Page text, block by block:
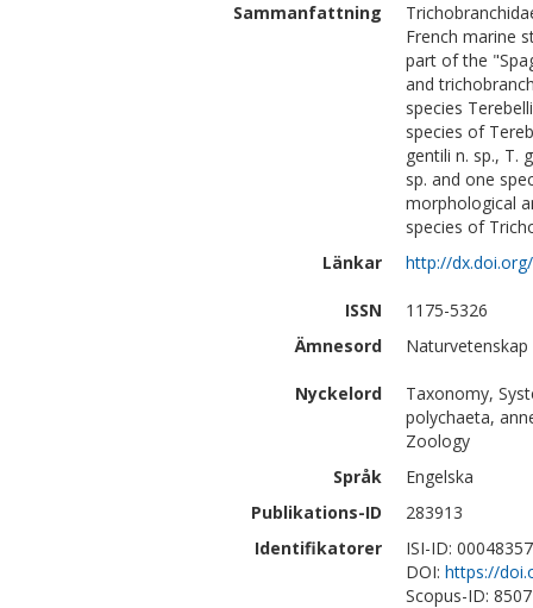
Sammanfattning
French marine
part of the
and
species
species of
gentili n. sp., T.
sp. and one
morphological
species of
Länkar
http://
ISSN
1175-5326
Ämnesord
Nyckelord
Taxonomy,
polychaeta,
Zoology
Språk
Engelska
Publikations-ID
283913
Identifikatorer
ISI-ID:
DOI: https://
Scopus-ID: